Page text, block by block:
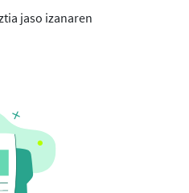
jaso izanaren